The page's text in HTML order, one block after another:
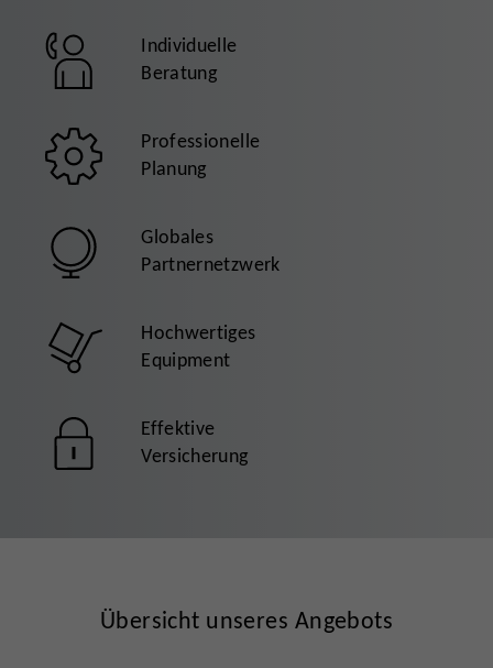
Individuelle
Beratung
Professionelle
Planung
Globales
Partnernetzwerk
Hochwertiges
Equipment
Effektive
Versicherung
Übersicht unseres Angebots